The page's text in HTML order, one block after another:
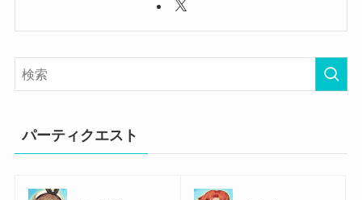
パーティクエスト